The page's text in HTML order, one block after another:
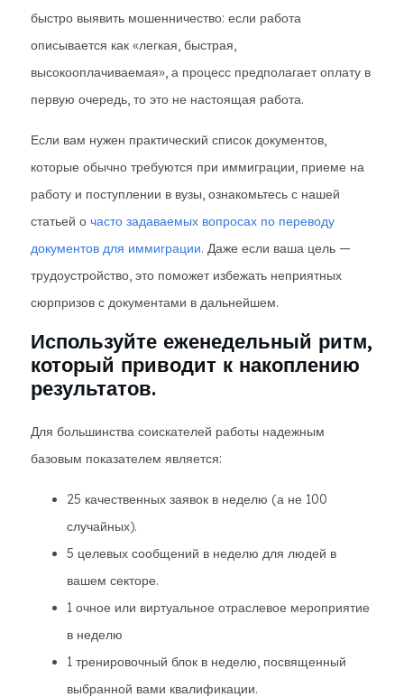
быстро выявить мошенничество: если работа
описывается как «легкая, быстрая,
высокооплачиваемая», а процесс предполагает оплату в
первую очередь, то это не настоящая работа.
Если вам нужен практический список документов,
которые обычно требуются при иммиграции, приеме на
работу и поступлении в вузы, ознакомьтесь с нашей
статьей о часто задаваемых вопросах по переводу
документов для иммиграции. Даже если ваша цель —
трудоустройство, это поможет избежать неприятных
сюрпризов с документами в дальнейшем.
Используйте еженедельный ритм,
который приводит к накоплению
результатов.
Для большинства соискателей работы надежным
базовым показателем является:
25 качественных заявок в неделю (а не 100
случайных).
5 целевых сообщений в неделю для людей в
вашем секторе.
1 очное или виртуальное отраслевое мероприятие
в неделю
1 тренировочный блок в неделю, посвященный
выбранной вами квалификации.